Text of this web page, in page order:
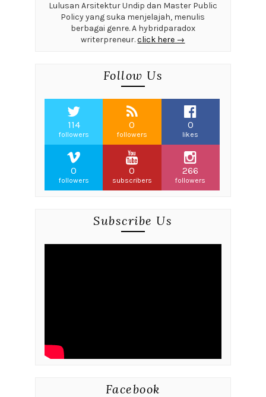
Lulusan Arsitektur Undip dan Master Public
Policy yang suka menjelajah, menulis
berbagai genre. A hybridparadox
writerpreneur.click here →
Follow Us
114
followers
0
followers
0
likes
0
followers
0
subscribers
266
followers
Subscribe Us
Facebook